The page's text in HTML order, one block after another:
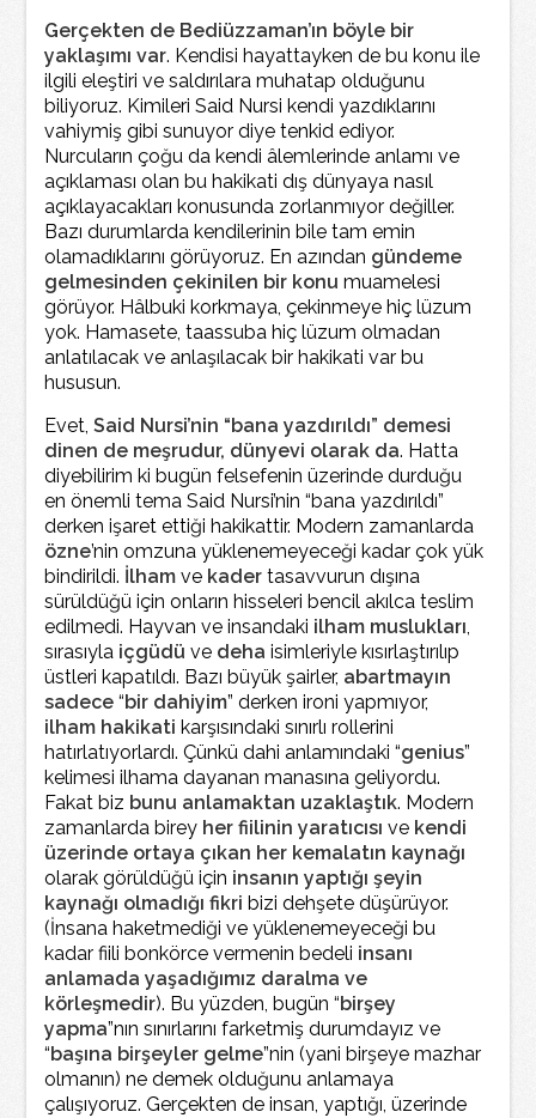
Gerçekten de Bediüzzaman’ın böyle bir
yaklaşımı var. Kendisi hayattayken de bu konu ile
ilgili eleştiri ve saldırılara muhatap olduğunu
biliyoruz. Kimileri Said Nursi kendi yazdıklarını
vahiymiş gibi sunuyor diye tenkid ediyor.
Nurcuların çoğu da kendi âlemlerinde anlamı ve
açıklaması olan bu hakikati dış dünyaya nasıl
açıklayacakları konusunda zorlanmıyor değiller.
Bazı durumlarda kendilerinin bile tam emin
olamadıklarını görüyoruz. En azından gündeme
gelmesinden çekinilen bir konu muamelesi
görüyor. Hâlbuki korkmaya, çekinmeye hiç lüzum
yok. Hamasete, taassuba hiç lüzum olmadan
anlatılacak ve anlaşılacak bir hakikati var bu
hususun.
Evet,Said Nursi’nin “bana yazdırıldı” demesi
dinen de meşrudur, dünyevi olarak da. Hatta
diyebilirim ki bugün felsefenin üzerinde durduğu
en önemli tema Said Nursi’nin “bana yazdırıldı”
derken işaret ettiği hakikattir. Modern zamanlarda
özne’nin omzuna yüklenemeyeceği kadar çok yük
bindirildi. İlham ve kader tasavvurun dışına
sürüldüğü için onların hisseleri bencil akılca teslim
edilmedi. Hayvan ve insandaki ilham muslukları,
sırasıyla içgüdü ve deha isimleriyle kısırlaştırılıp
üstleri kapatıldı. Bazı büyük şairler, abartmayın
sadece“bir dahiyim” derken ironi yapmıyor,
ilham hakikati karşısındaki sınırlı rollerini
hatırlatıyorlardı. Çünkü dahi anlamındaki “genius”
kelimesi ilhama dayanan manasına geliyordu.
Fakat biz bunu anlamaktan uzaklaştık. Modern
zamanlarda birey her fiilinin yaratıcısı ve kendi
üzerinde ortaya çıkan her kemalatın kaynağı
olarak görüldüğü için insanın yaptığı şeyin
kaynağı olmadığı fikri bizi dehşete düşürüyor.
(İnsana haketmediği ve yüklenemeyeceği bu
kadar fiili bonkörce vermenin bedeli insanı
anlamada yaşadığımız daralma ve
körleşmedir). Bu yüzden, bugün “birşey
yapma”nın sınırlarını farketmiş durumdayız ve
“başına birşeyler gelme”nin (yani birşeye mazhar
olmanın) ne demek olduğunu anlamaya
çalışıyoruz. Gerçekten de insan, yaptığı, üzerinde